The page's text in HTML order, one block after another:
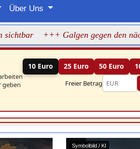
Über Uns
+++ Galgen gegen den nächsten
geben
10 Euro 25 Euro 50 Euro
Freier Betrag
Symbolbild / KI